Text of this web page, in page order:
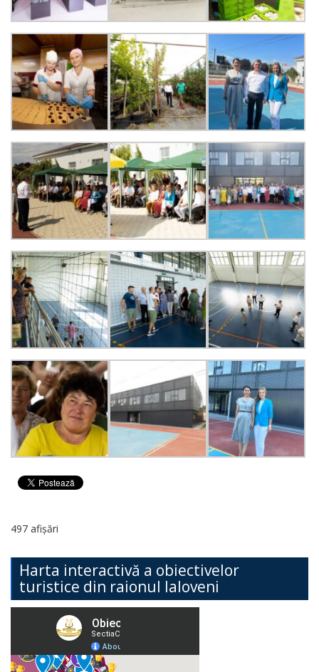
497 afișări
Harta interactivă a obiectivelor
turistice din raionul Ialoveni